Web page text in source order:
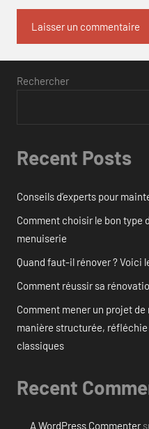
Rechercher
Recent Posts
Conseils d’experts pour
Comment choisir le bon type
menuiserie
Quand faut-il rénover ? Voici
Comment réussir sa
Comment mener un projet
manière structurée,
classiques
Recent
A WordPress Commenter